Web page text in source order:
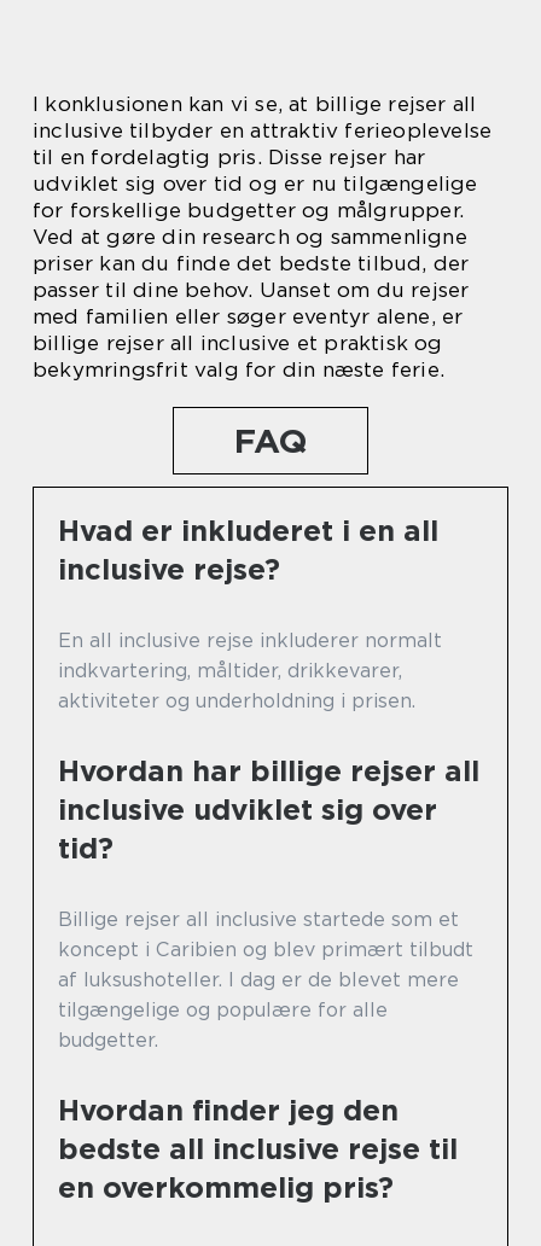
I konklusionen kan vi se, at billige rejser all
inclusive tilbyder en attraktiv ferieoplevelse
til en fordelagtig pris. Disse rejser har
udviklet sig over tid og er nu tilgængelige
for forskellige budgetter og målgrupper.
Ved at gøre din research og sammenligne
priser kan du finde det bedste tilbud, der
passer til dine behov. Uanset om du rejser
med familien eller søger eventyr alene, er
billige rejser all inclusive et praktisk og
bekymringsfrit valg for din næste ferie.
FAQ
Hvad er inkluderet i en all
inclusive rejse?
En all inclusive rejse inkluderer normalt
indkvartering, måltider, drikkevarer,
aktiviteter og underholdning i prisen.
Hvordan har billige rejser all
inclusive udviklet sig over
tid?
Billige rejser all inclusive startede som et
koncept i Caribien og blev primært tilbudt
af luksushoteller. I dag er de blevet mere
tilgængelige og populære for alle
budgetter.
Hvordan finder jeg den
bedste all inclusive rejse til
en overkommelig pris?